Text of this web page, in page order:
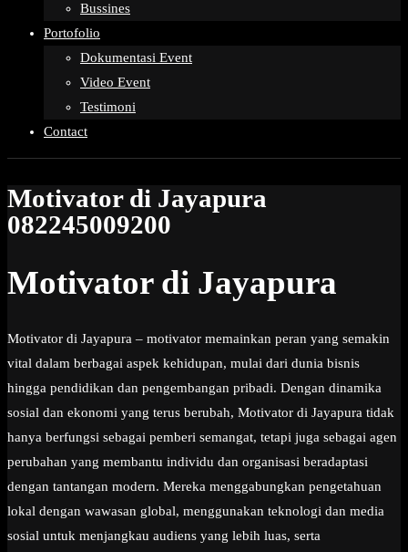
Bussines
Portofolio
Dokumentasi Event
Video Event
Testimoni
Contact
Motivator di Jayapura
082245009200
Motivator di Jayapura
Motivator di Jayapura – motivator memainkan peran yang semakin
vital dalam berbagai aspek kehidupan, mulai dari dunia bisnis
hingga pendidikan dan pengembangan pribadi. Dengan dinamika
sosial dan ekonomi yang terus berubah, Motivator di Jayapura tidak
hanya berfungsi sebagai pemberi semangat, tetapi juga sebagai agen
perubahan yang membantu individu dan organisasi beradaptasi
dengan tantangan modern. Mereka menggabungkan pengetahuan
lokal dengan wawasan global, menggunakan teknologi dan media
sosial untuk menjangkau audiens yang lebih luas, serta